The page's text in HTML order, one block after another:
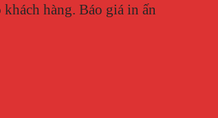
hàng. Báo giá in ấn